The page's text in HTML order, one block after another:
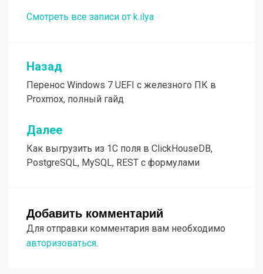
Смотреть все записи от k.ilya
Навигация
по
записям
Назад
Перенос Windows 7 UEFI с железного ПК в
Proxmox, полный гайд
Далее
Как выгрузить из 1С поля в ClickHouseDB,
PostgreSQL, MySQL, REST с формулами
Добавить комментарий
Для отправки комментария вам необходимо
авторизоваться.